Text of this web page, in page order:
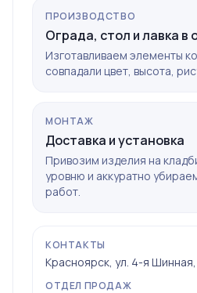
ПРОИЗВОДСТВО
Ограда, стол и лавка в
Изготавливаем элементы
совпадали цвет, высота,
МОНТАЖ
Доставка и установка
Привозим изделия на
уровню и аккуратно
работ.
КОНТАКТЫ
Красноярск, ул. 4-я Шинная,
ОТДЕЛ ПРОДАЖ